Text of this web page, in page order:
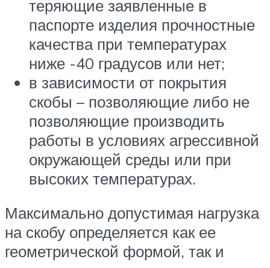
теряющие заявленные в
паспорте изделия прочностные
качества при температурах
ниже -40 градусов или нет;
в зависимости от покрытия
скобы – позволяющие либо не
позволяющие производить
работы в условиях агрессивной
окружающей среды или при
высоких температурах.
Максимально допустимая нагрузка
на скобу определяется как ее
геометрической формой, так и